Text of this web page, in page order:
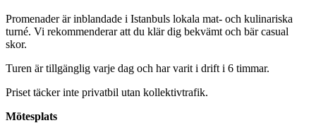
Promenader är inblandade i Istanbuls lokala mat- och kulinariska
turné. Vi rekommenderar att du klär dig bekvämt och bär casual
skor.
Turen är tillgänglig varje dag och har varit i drift i 6 timmar.
Priset täcker inte privatbil utan kollektivtrafik.
Mötesplats